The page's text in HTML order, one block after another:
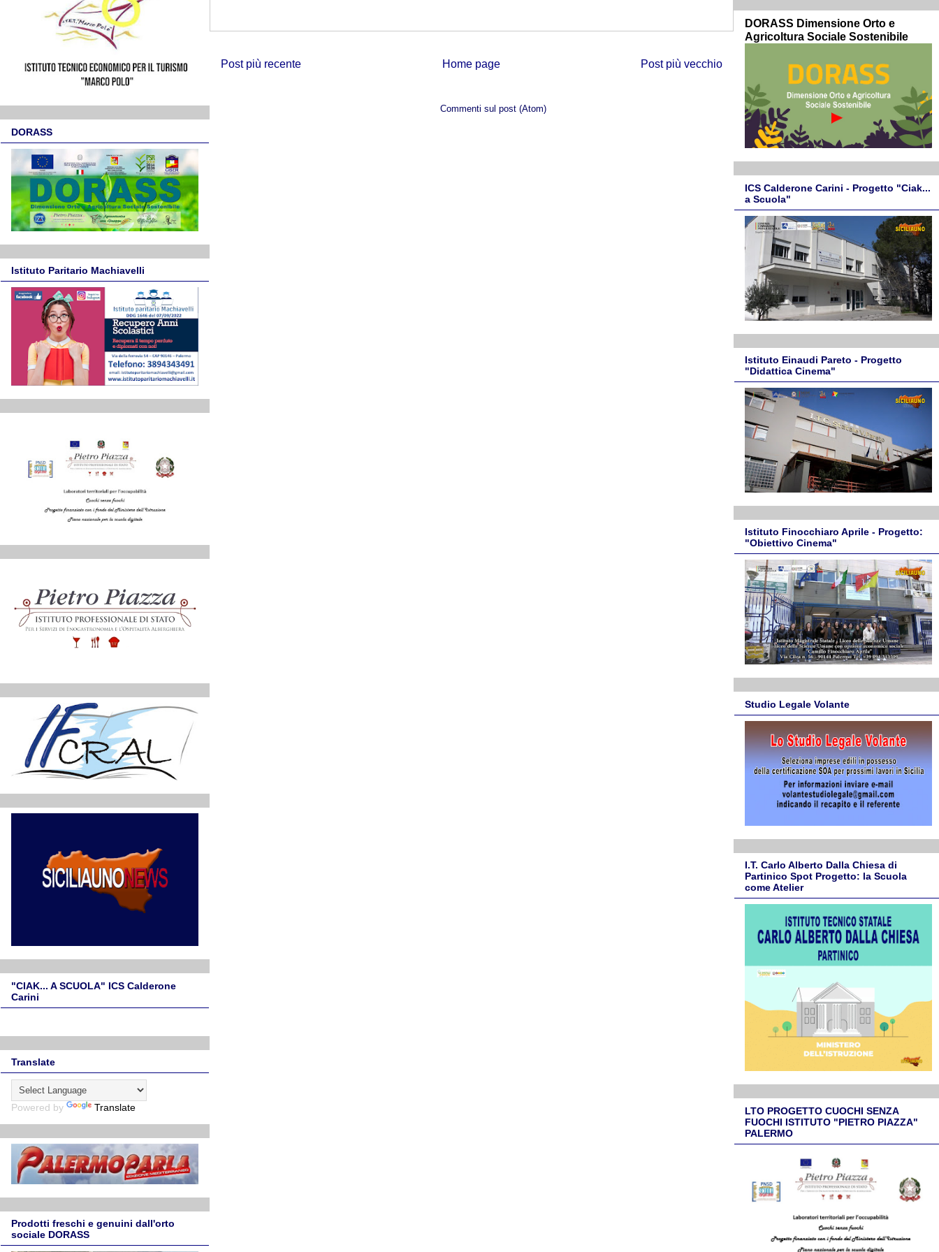
Post più recente Post più vecchio
Home page
Commenti sul post (Atom)
DORASS
Istituto Paritario Machiavelli
"CIAK... A SCUOLA" ICS Calderone
Carini
Translate
Powered by Translate
Prodotti freschi e genuini dall'orto
sociale DORASS
DORASS Dimensione Orto e
Agricoltura Sociale Sostenibile
ICS Calderone Carini - Progetto "Ciak...
a Scuola"
Istituto Einaudi Pareto - Progetto
"Didattica Cinema"
Istituto Finocchiaro Aprile - Progetto:
"Obiettivo Cinema"
Studio Legale Volante
I.T. Carlo Alberto Dalla Chiesa di
Partinico Spot Progetto: la Scuola
come Atelier
LTO PROGETTO CUOCHI SENZA
FUOCHI ISTITUTO "PIETRO PIAZZA"
PALERMO